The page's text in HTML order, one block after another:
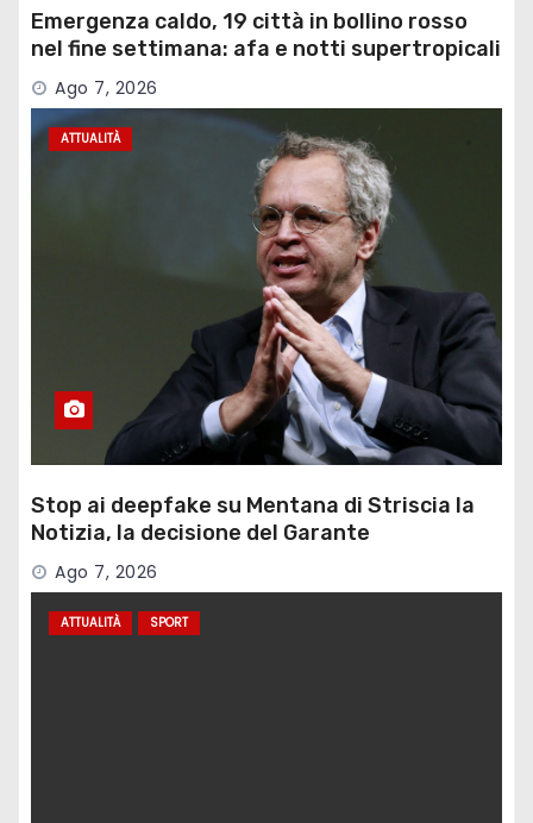
Emergenza caldo, 19 città in bollino rosso
nel fine settimana: afa e notti supertropicali
… Ago 7, 2026
ATTUALITÀ
Stop ai deepfake su Mentana di Striscia la
Notizia, la decisione del Garante
Ago 7, 2026
ATTUALITÀ SPORT